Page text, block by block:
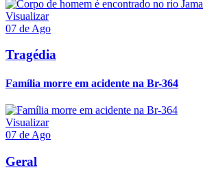
Visualizar
07 de Ago
Tragédia
Família morre em acidente na Br-364
Visualizar
07 de Ago
Geral